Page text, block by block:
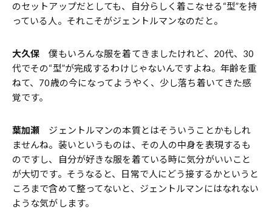
のセットアップだとしても、自分らしく着こなせる“型”を持
っている人。それこそがジェントルマンなのだと。
大久保 僕もいろんな服を着てきましたけれど、20代、30
代でその“型”が完成するわけじゃないんですよね。年齢を重
ねて、70歳の今になってようやく、少し落ち着いてきた感
覚です。
葉加瀬 ジェントルマンの本質とはそういうことかもしれ
ませんね。装いというものは、その人の中身を表現するも
のですし、自分が好きな服を着ている時に気分がいいこと
が大切です。そうなると、日常で人にどう接するかというと
ころまで含めて整ってないと、ジェントルマンにはなれない
ような気がします。